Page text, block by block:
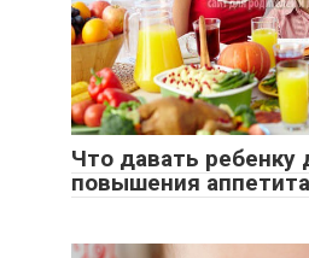
Что давать ребенку
повышения аппетита